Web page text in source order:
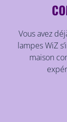
Vous avez
lampes WiZ
maison